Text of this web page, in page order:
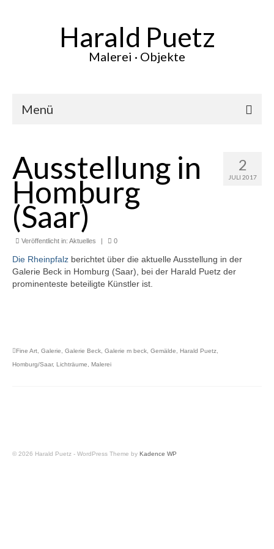
Harald Puetz
Malerei · Objekte
Menü
Werke
Vita
Ausstellungen
Presse
Kontakt
2
JULI 2017
Ausstellung in
Homburg
(Saar)
Veröffentlicht in: Aktuelles | 0
Die Rheinpfalz berichtet über die aktuelle Ausstellung in der
Galerie Beck in Homburg (Saar), bei der Harald Puetz der
prominenteste beteiligte Künstler ist.
Fine Art Galerie Galerie Beck Galerie m beck Gemälde Harald Puetz
Homburg/Saar, Lichträume Malerei
© 2026 Harald Puetz - WordPress Theme by Kadence WP